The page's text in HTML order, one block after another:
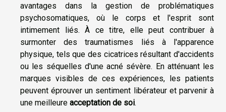
avantages dans la gestion de problématiques
psychosomatiques, où le corps et l'esprit sont
intimement liés. À ce titre, elle peut contribuer à
surmonter des traumatismes liés à l'apparence
physique, tels que des cicatrices résultant d'accidents
ou les séquelles d'une acné sévère. En atténuant les
marques visibles de ces expériences, les patients
peuvent éprouver un sentiment libérateur et parvenir à
une meilleure acceptation de soi.